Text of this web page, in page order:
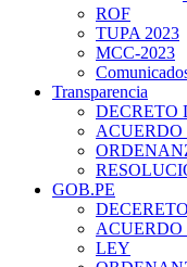
ROF
TUPA 2023
MCC-2023
Transparencia
DECRETO
ACUERDO
GOB.PE
ACUERDO
LEY